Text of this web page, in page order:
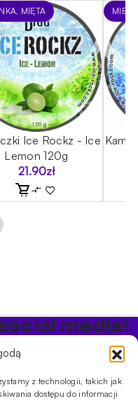
z technologii, takich jak
dostępu do informacji
MIĘTA
Ice Rockz - Ice
Lemon 120g
21.90zł
media!
w sklepie